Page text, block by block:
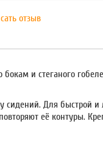
отзыв
и стеганого
Для быстрой и
её контуры.